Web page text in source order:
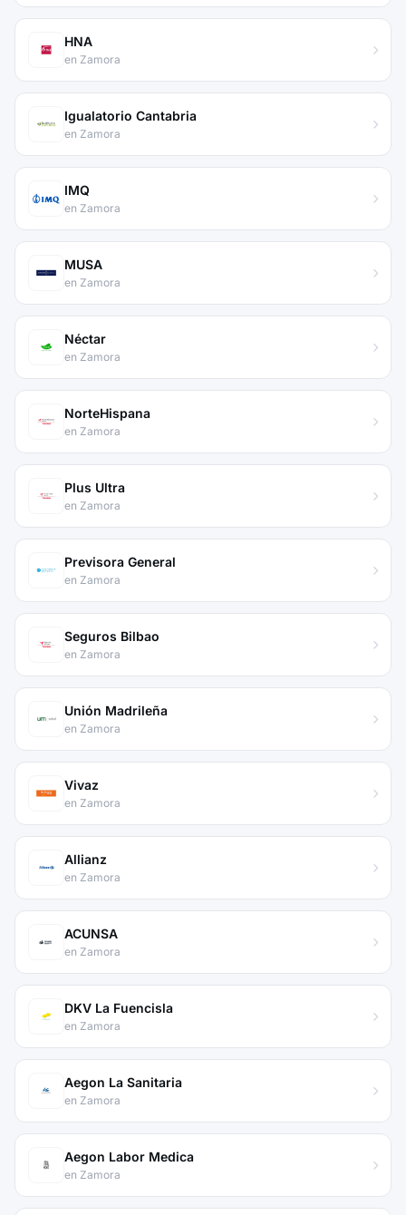
HNA
en Zamora
Igualatorio Cantabria
en Zamora
IMQ
en Zamora
MUSA
en Zamora
Néctar
en Zamora
NorteHispana
en Zamora
Plus Ultra
en Zamora
Previsora General
en Zamora
Seguros Bilbao
en Zamora
Unión Madrileña
en Zamora
Vivaz
en Zamora
Allianz
en Zamora
ACUNSA
en Zamora
DKV La Fuencisla
en Zamora
Aegon La Sanitaria
en Zamora
Aegon Labor Medica
en Zamora